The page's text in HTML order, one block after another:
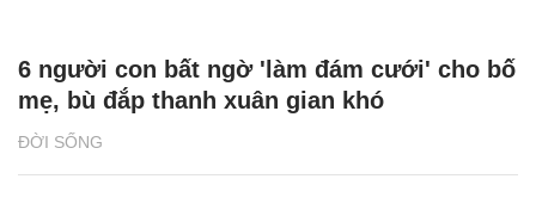
ĐỜI SỐNG
6 người con bất ngờ 'làm đám cưới' cho bố
mẹ, bù đắp thanh xuân gian khó